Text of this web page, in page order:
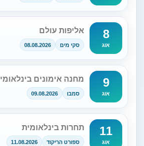
8
אוג
אליפות עולם
סקי מים 08.08.2026
9
אוג
מחנה אימונים בינלאומי
סמבו 09.08.2026
11
אוג
תחרות בינלאומית
ספורט הריקוד 11.08.2026